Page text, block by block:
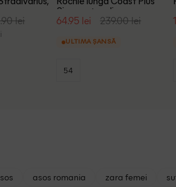
lei
Size, portocaliu
64.95 lei 239.00 lei
ULTIMA ȘANSĂ
54
asos romania zara femei